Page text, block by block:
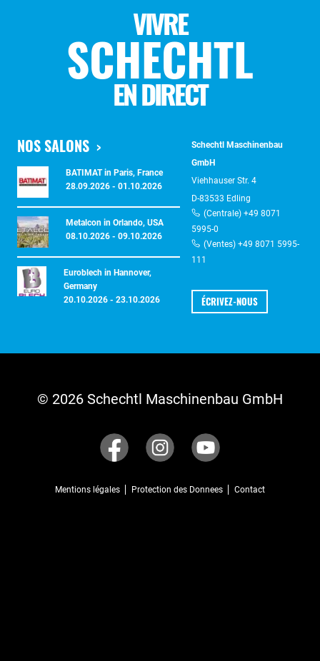
VIVRE
SCHECHTL
EN DIRECT
NOS SALONS
BATIMAT in Paris, France
28.09.2026 - 01.10.2026
Metalcon in Orlando, USA
08.10.2026 - 09.10.2026
Euroblech in Hannover,
Germany
20.10.2026 - 23.10.2026
Schechtl Maschinenbau
GmbH
Viehhauser Str. 4
D-83533 Edling
(Centrale) +49 8071
5995-0
(Ventes) +49 8071 5995-
111
ÉCRIVEZ-NOUS
© 2026 Schechtl Maschinenbau GmbH
Mentions légales Protection des Donnees Contact